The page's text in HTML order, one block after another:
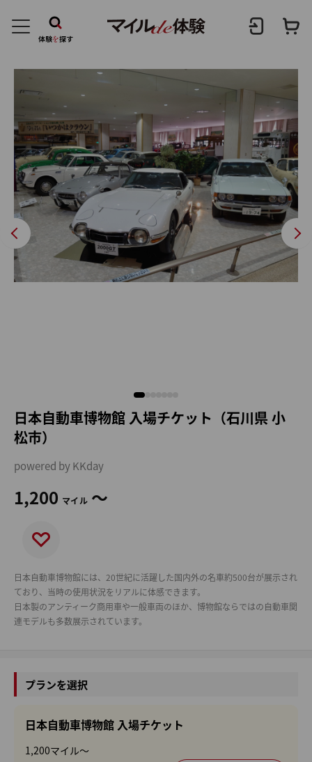
日本自動車博物館 入場チケット（石川県 小
松市）
powered by KKday
1,200 マイル ～
日本自動車博物館には、20世紀に活躍した国内外の名車約500台が展示され
ており、当時の使用状況をリアルに体感できます。
日本製のアンティーク商用車や一般車両のほか、博物館ならではの自動車関
連モデルも多数展示されています。
プランを選択
日本自動車博物館 入場チケット
1,200マイル～